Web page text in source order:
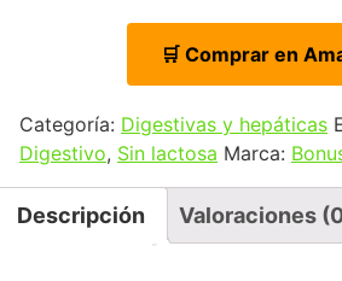
🛒 Comprar en
Categoría: Digestivas y hepáticas
Digestivo, Sin lactosa Marca:
Descripción Valoraciones